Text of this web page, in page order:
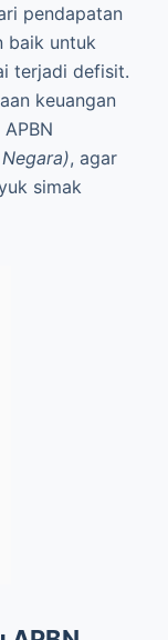
pendapatan
baik untuk
terjadi defisit.
keuangan
, agar
simak